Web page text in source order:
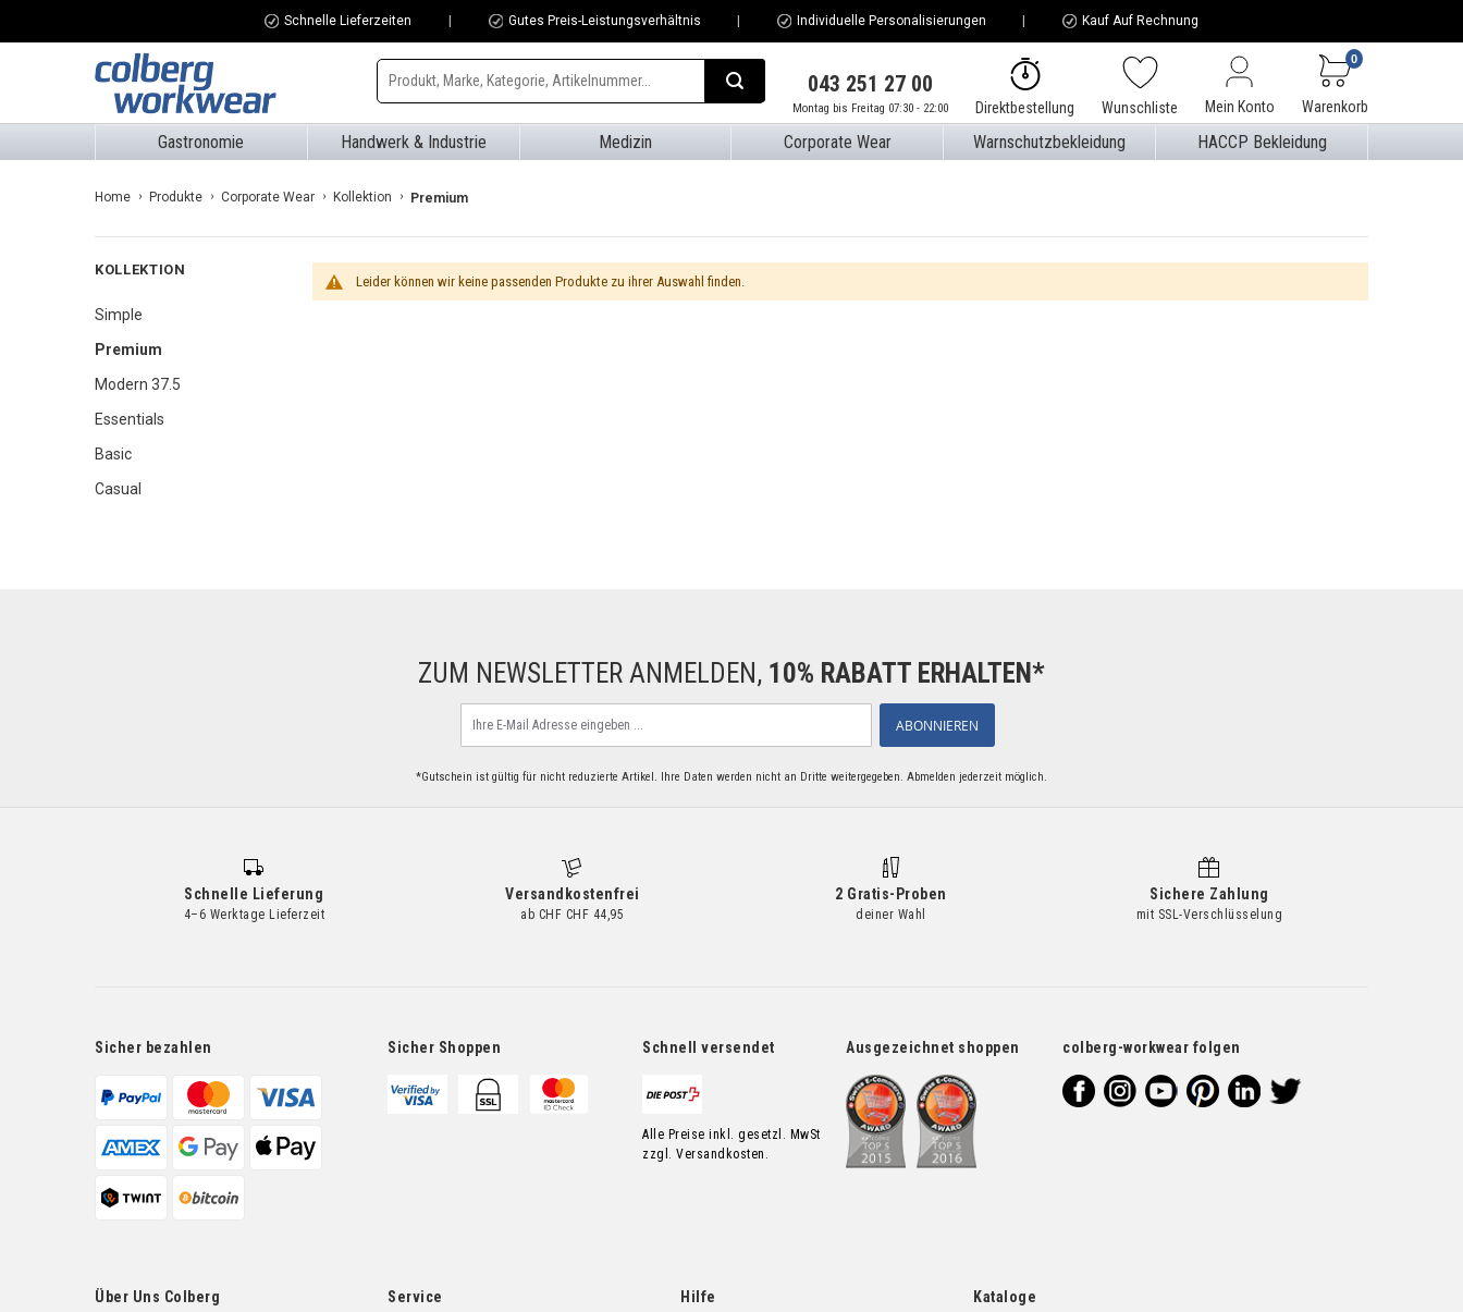
Schnelle Lieferzeiten Gutes Preis-Leistungsverhältnis Individuelle Personalisierungen Kauf Auf Rechnung
Zum
Inhalt
springen
043 251 27 00
Montag bis Freitag 07:30 - 22:00 Direktbestellung Wunschliste Mein Konto
0
Warenkorb
Gastronomie Handwerk & Industrie Medizin Corporate Wear Warnschutzbekleidung HACCP Bekleidung
Home Produkte Corporate Wear Kollektion Premium
Leider können wir keine passenden Produkte zu ihrer Auswahl finden.
KOLLEKTION
Simple
Premium
Modern 37.5
Essentials
Basic
Casual
ZUM NEWSLETTER ANMELDEN, 10% RABATT ERHALTEN*
Sie
für
ABONNIEREN
*Gutschein ist gültig für nicht reduzierte Artikel. Ihre Daten werden nicht an Dritte weitergegeben. Abmelden jederzeit möglich.
Schnelle Lieferung
4–6 Werktage Lieferzeit
Versandkostenfrei
ab CHF CHF 44,95
2 Gratis-Proben
deiner Wahl
Sichere Zahlung
mit SSL-Verschlüsselung
Sicher bezahlen Sicher Shoppen Schnell versendet
Alle Preise inkl. gesetzl. MwSt
zzgl. Versandkosten.
Ausgezeichnet shoppen colberg-workwear folgen
Über Uns Colberg Service Hilfe Kataloge